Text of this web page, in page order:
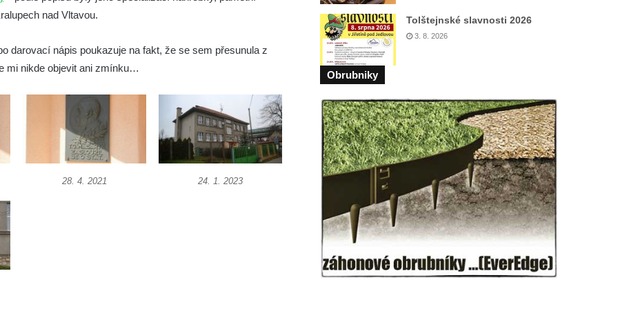
nad Vltavou.
darovací nápis poukazuje na fakt, že se sem přesunula z
mi nikde objevit ani zmínku…
28. 4. 2021 24. 1. 2023
Tolštejnské slavnosti 2026
3. 8. 2026
Obrubniky